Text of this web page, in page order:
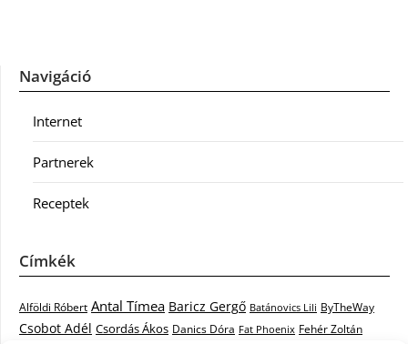
Navigáció
Internet
Partnerek
Receptek
Címkék
Alföldi Róbert Antal Tímea Baricz Gergő Batánovics Lili ByTheWay
Csobot Adél Csordás Ákos Danics Dóra Fat Phoenix Fehér Zoltán